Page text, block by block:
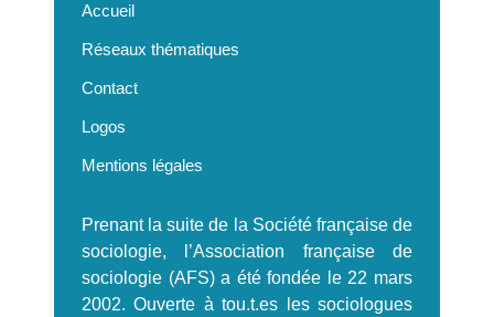
Accueil
Réseaux thématiques
Contact
Logos
Mentions légales
Prenant la suite de la Société française de
sociologie, l’Association française de
sociologie (AFS) a été fondée le 22 mars
2002. Ouverte à tou.t.es les sociologues